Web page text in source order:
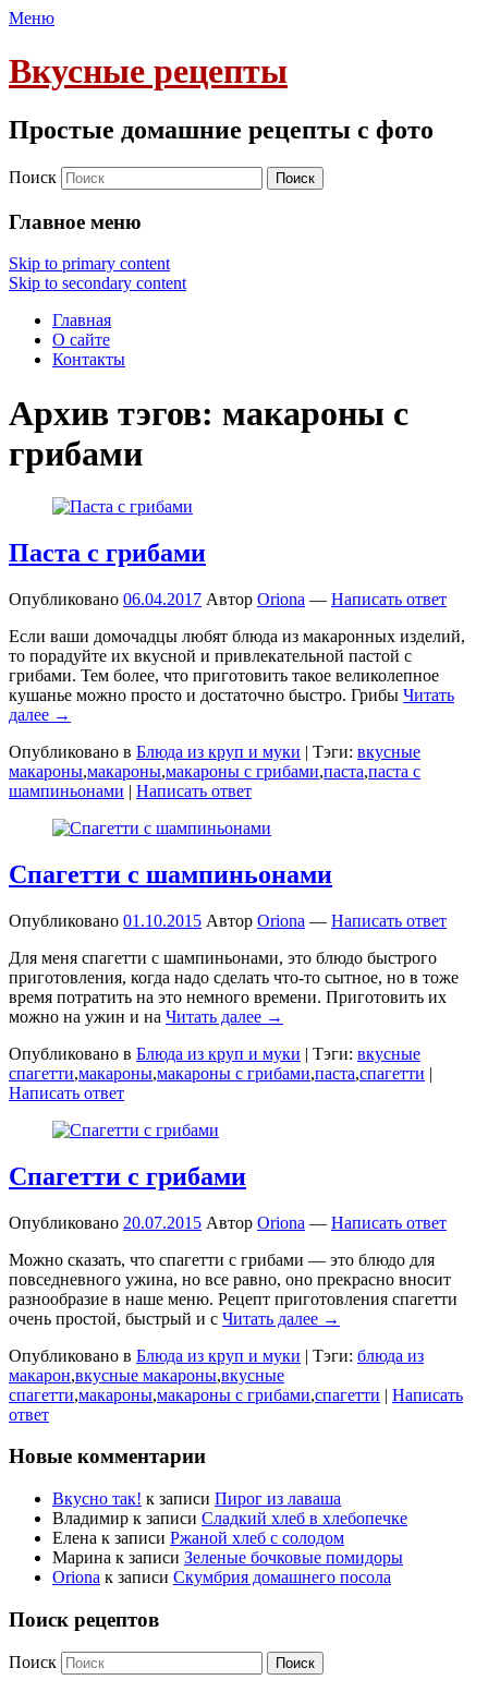
Меню
Вкусные рецепты
Простые домашние рецепты с фото
Поиск
Главное меню
Skip to primary content
Skip to secondary content
Главная
О сайте
Контакты
Архив тэгов: макароны с
грибами
Паста с грибами
Опубликовано 06.04.2017 Автор Oriona — Написать ответ
Если ваши домочадцы любят блюда из макаронных изделий,
то порадуйте их вкусной и привлекательной пастой с
грибами. Тем более, что приготовить такое великолепное
кушанье можно просто и достаточно быстро. Грибы Читать
далее →
Опубликовано в Блюда из круп и муки | Тэги: вкусные
макароны,макароны,макароны с грибами,паста,паста с
шампиньонами | Написать ответ
Спагетти с шампиньонами
Опубликовано 01.10.2015 Автор Oriona — Написать ответ
Для меня спагетти с шампиньонами, это блюдо быстрого
приготовления, когда надо сделать что-то сытное, но в тоже
время потратить на это немного времени. Приготовить их
можно на ужин и на Читать далее →
Опубликовано в Блюда из круп и муки | Тэги: вкусные
спагетти,макароны,макароны с грибами,паста,спагетти |
Написать ответ
Спагетти с грибами
Опубликовано 20.07.2015 Автор Oriona — Написать ответ
Можно сказать, что спагетти с грибами — это блюдо для
повседневного ужина, но все равно, оно прекрасно вносит
разнообразие в наше меню. Рецепт приготовления спагетти
очень простой, быстрый и с Читать далее →
Опубликовано в Блюда из круп и муки | Тэги: блюда из
макарон,вкусные макароны,вкусные
спагетти,макароны,макароны с грибами,спагетти | Написать
ответ
Новые комментарии
Вкусно так! к записи Пирог из лаваша
Владимир к записи Сладкий хлеб в хлебопечке
Елена к записи Ржаной хлеб с солодом
Марина к записи Зеленые бочковые помидоры
Oriona к записи Скумбрия домашнего посола
Поиск рецептов
Поиск